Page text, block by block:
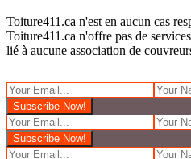
Toiture411.ca n'est en aucun cas
Toiture411.ca n'offre pas de
lié à aucune association de